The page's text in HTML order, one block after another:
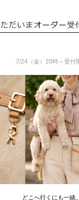
7/24（金）20時～受付
どこへ行くにも一緒